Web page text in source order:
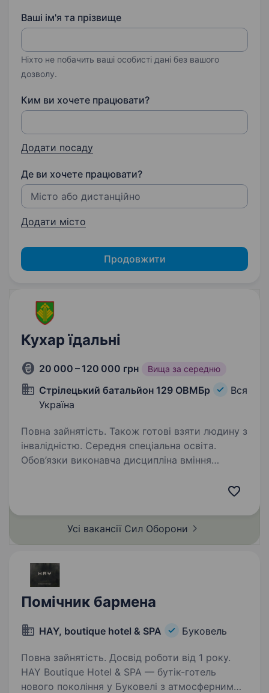
Ваші ім'я та прізвище
Ніхто не побачить ваші особисті дані без вашого
дозволу.
Ким ви хочете працювати?
Додати посаду
Де ви хочете працювати?
Додати місто
Продовжити
Кухар їдальні
20 000 – 120 000 грн Вища за середню
Cтрілецький батальйон 129 ОВМБр
Вся
Україна
Повна зайнятість. Також готові взяти людину з
інвалідністю. Середня спеціальна освіта.
Обов’язки виконавча дисципліна вміння
вдосконалення кулінарних знань і підвищення
первинної та теплової обробки продуктів,
Усі вакансії Сил Оборони
Помічник бармена
HAY, boutique hotel & SPA Буковель
Повна зайнятість. Досвід роботи від 1 року.
HAY Boutique Hotel & SPA — бутік-готель
нового покоління у Буковелі з атмосферним